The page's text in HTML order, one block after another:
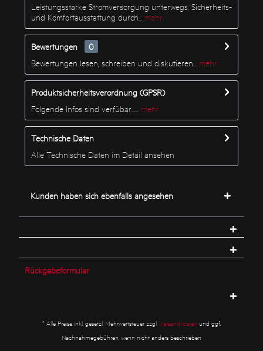
Leistungsstarke Stromversorgung unterwegs. Sicherheits-
und Komfortausstattung durch...
mehr
Bewertungen
0
Bewertungen lesen, schreiben und diskutieren...
mehr
Produktsicherheitsverordnung (GPSR)
Folgende Infos sind verfübar...... mehr
Technische Daten
Alle Technische Daten im Detail ansehen
Kunden haben sich ebenfalls angesehen
Rückgabeformular
* Alle Preise inkl. gesetzl. Mehrwertsteuer zzgl. Versandkosten und ggf.
Nachnahmegebühren, wenn nicht anders beschrieben